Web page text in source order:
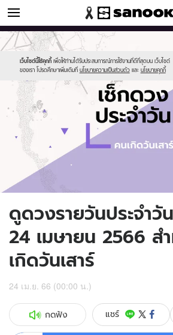
ดูดวง
เว็บไซต์นี้ใช้คุกกี้ เพื่อให้ท่านได้รับประสบการณ์การใช้งานที่ดีที่สุดบน เว็บไซต์
ของเรา โปรดศึกษาเพิ่มเติมที่ นโยบายความเป็นส่วนตัว และ นโยบายคุกกี้
Sanook
//s.isanook.com/sr/0/images/logo-
new-
sanook.png
600
60
//s.isanook.com/ho/0/ud/fxd/day/daily-
horoscope-
saturday.jpg
ดูดวงรายวันประจำวั
24 เมษายน 2566 ส
เกิดวันเสาร์
24 เม.ย. 66 (00:00 น.)
กดฟัง แชร์